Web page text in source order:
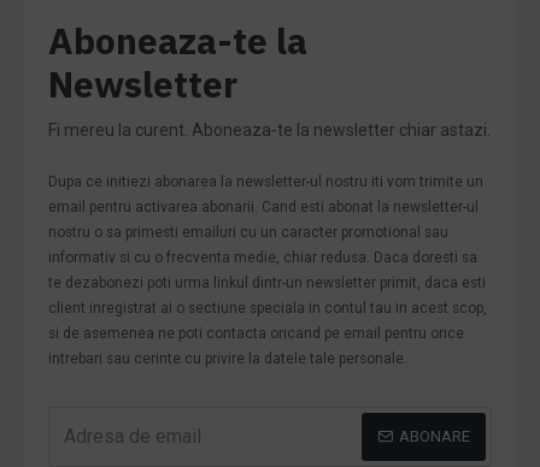
Aboneaza-te la
Newsletter
Fi mereu la curent. Aboneaza-te la newsletter chiar astazi.
Dupa ce initiezi abonarea la newsletter-ul nostru iti vom trimite un
email pentru activarea abonarii. Cand esti abonat la newsletter-ul
nostru o sa primesti emailuri cu un caracter promotional sau
informativ si cu o frecventa medie, chiar redusa. Daca doresti sa
te dezabonezi poti urma linkul dintr-un newsletter primit, daca esti
client inregistrat ai o sectiune speciala in contul tau in acest scop,
si de asemenea ne poti contacta oricand pe email pentru orice
intrebari sau cerinte cu privire la datele tale personale.
ABONARE